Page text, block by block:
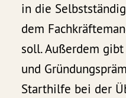
in die
dem
soll. Außerdem
und
Starthilfe bei der